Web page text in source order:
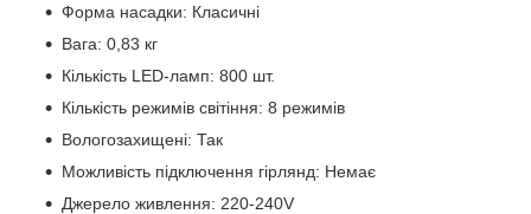
Форма насадки: Класичні
Вага: 0,83 кг
Кількість LED-ламп: 800 шт.
Кількість режимів світіння: 8 режимів
Вологозахищені: Так
Можливість підключення гірлянд: Немає
Джерело живлення: 220-240V